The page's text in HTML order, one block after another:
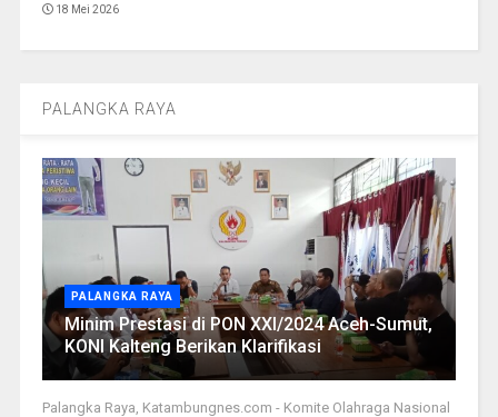
18 Mei 2026
PALANGKA RAYA
PALANGKA RAYA
Minim Prestasi di PON XXI/2024 Aceh-Sumut,
KONI Kalteng Berikan Klarifikasi
Palangka Raya, Katambungnes.com - Komite Olahraga Nasional